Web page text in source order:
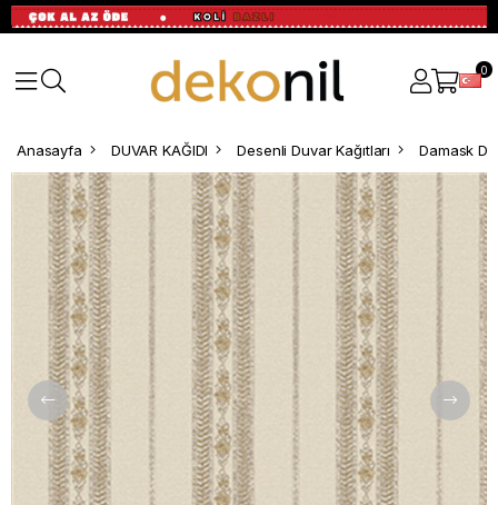
0
Anasayfa DUVAR KAĞIDI Desenli Duvar Kağıtları Damask